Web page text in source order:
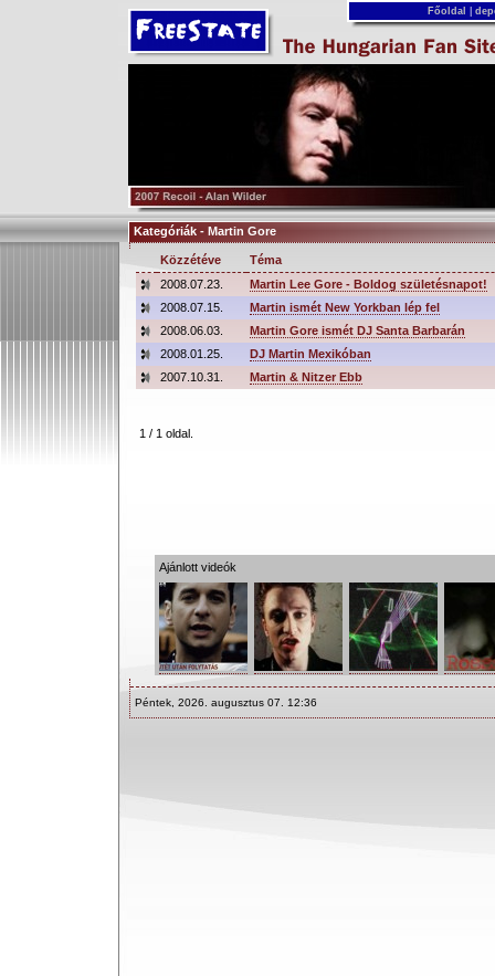
Főoldal
Kategóriák - Martin Gore
Közzétéve
Téma
2008.07.23.
Martin Lee Gore - Boldog születésnapot!
2008.07.15.
Martin ismét New Yorkban lép fel
2008.06.03.
Martin Gore ismét DJ Santa Barbarán
2008.01.25.
DJ Martin Mexikóban
2007.10.31.
Martin & Nitzer Ebb
1 / 1 oldal.
Ajánlott videók
Péntek, 2026. augusztus 07. 12:36